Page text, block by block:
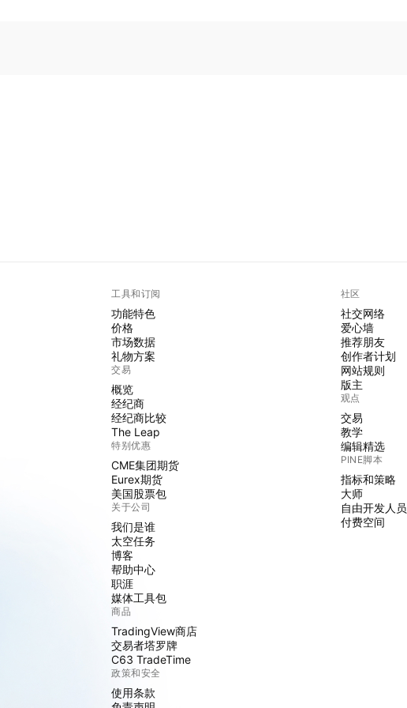
工具和订阅
功能特色
价格
市场数据
礼物方案
交易
概览
经纪商
经纪商比较
The Leap
特别优惠
CME集团期货
Eurex期货
美国股票包
关于公司
我们是谁
太空任务
博客
帮助中心
职涯
媒体工具包
商品
TradingView商店
交易者塔罗牌
C63 TradeTime
政策和安全
使用条款
社区
社交网络
爱心墙
推荐朋友
创作者计划
网站规则
版主
观点
交易
教学
编辑精选
PINE脚本
指标和策略
大师
自由开发人员
付费空间